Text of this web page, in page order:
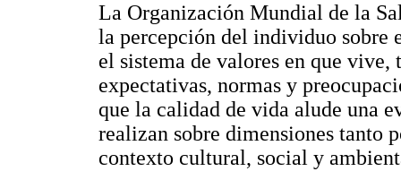
La Organización Mundial de la
la percepción del individuo sobre
el sistema de valores en que
expectativas, normas y
que la calidad de vida alude una
realizan sobre dimensiones tanto
contexto cultural, social y